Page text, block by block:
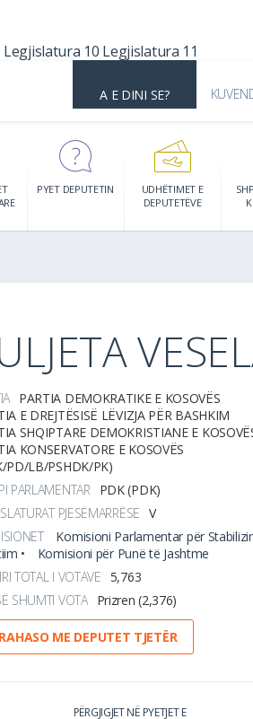
Legjislatura 10 Legjislatura 11
A E DINI SE?
PYET DEPUTETIN
UDHËTIMET E
DEPUTETËVE
PARTIA DEMOKRATIKE E KOSOVËS
E DREJTËSISË LËVIZJA PËR BASHKIM
SHQIPTARE DEMOKRISTIANE E
KONSERVATORE E KOSOVËS
PD/LB/PSHDK/PK)
PARLAMENTAR
PDK (PDK)
PJESËMARRËSE V
Komisioni Parlamentar për
•
Komisioni për Punë të Jashtme
TOTAL I VOTAVE 5,763
SHUMTI VOTA Prizren (2,376)
ME DEPUTET TJETËR
PËRGJIGJET NË PYETJET E